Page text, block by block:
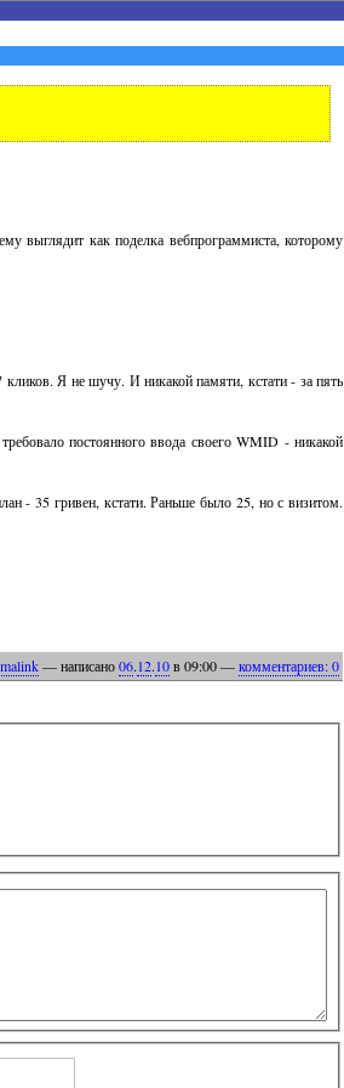
выглядит как поделка вебпрограммиста, которому
кликов. Я не шучу. И никакой памяти, кстати - за пять
постоянного ввода своего WMID - никакой
- 35 гривен, кстати. Раньше было 25, но с визитом.
— написано06.12.10в 09:00—комментариев: 0